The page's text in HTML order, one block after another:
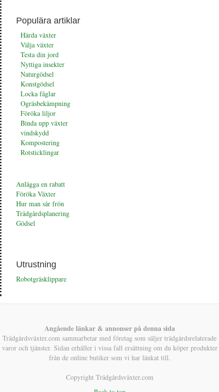
Populära artiklar
Härda växter
Välja växter
Testa din jord
Nyttiga insekter
Naturgödsel
Konstgödsel
Locka fåglar
Ogräsbekämpning
Föröka liljor
Binda upp växter
vindskydd
Kompostering
Rotsticklingar
Anlägga en rabatt
Föröka Växter
Hur man sår frön
Trädgårdsplanering
Gödsel
Utrustning
Robotgräsklippare
Angående länkar & annonser på denna sida
Trädgårdsväxter.com sammarbetar med företag som säljer trädgårdsrelaterade
varor och tjänster. Sidan erhåller i vissa fall ersättning om du köper produkter
från de online butiker som vi har länkat till.
Copyright Trädgårdsväxter.com